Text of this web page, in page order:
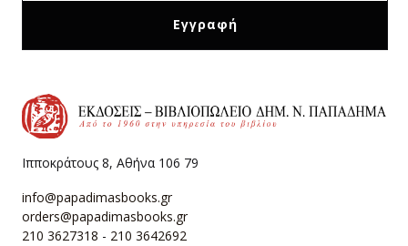
Ιπποκράτους 8, Αθήνα 106 79
info@papadimasbooks.gr
orders@papadimasbooks.gr
210 3627318 - 210 3642692